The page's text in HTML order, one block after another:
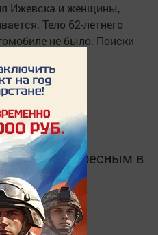
Ижевска и женщины,
Тело 62-летнего
не было. Поиски
и интересным в
в